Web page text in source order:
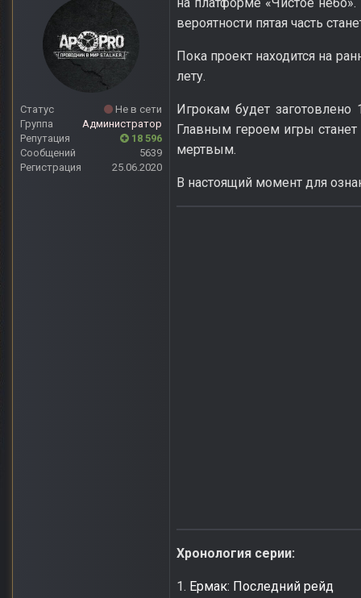
Статус
Не в сети
Группа
Администратор
Репутация
18 596
Сообщений
5639
Регистрация
25.06.2020
вероятности пятая часть
Пока проект находится на
лету.
Игрокам будет
Главным героем игры
мертвым.
В настоящий момент для
Хронология серии:
1. Ермак: Последний рейд